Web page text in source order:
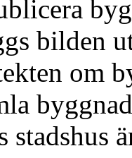
bilden
om
stadshus